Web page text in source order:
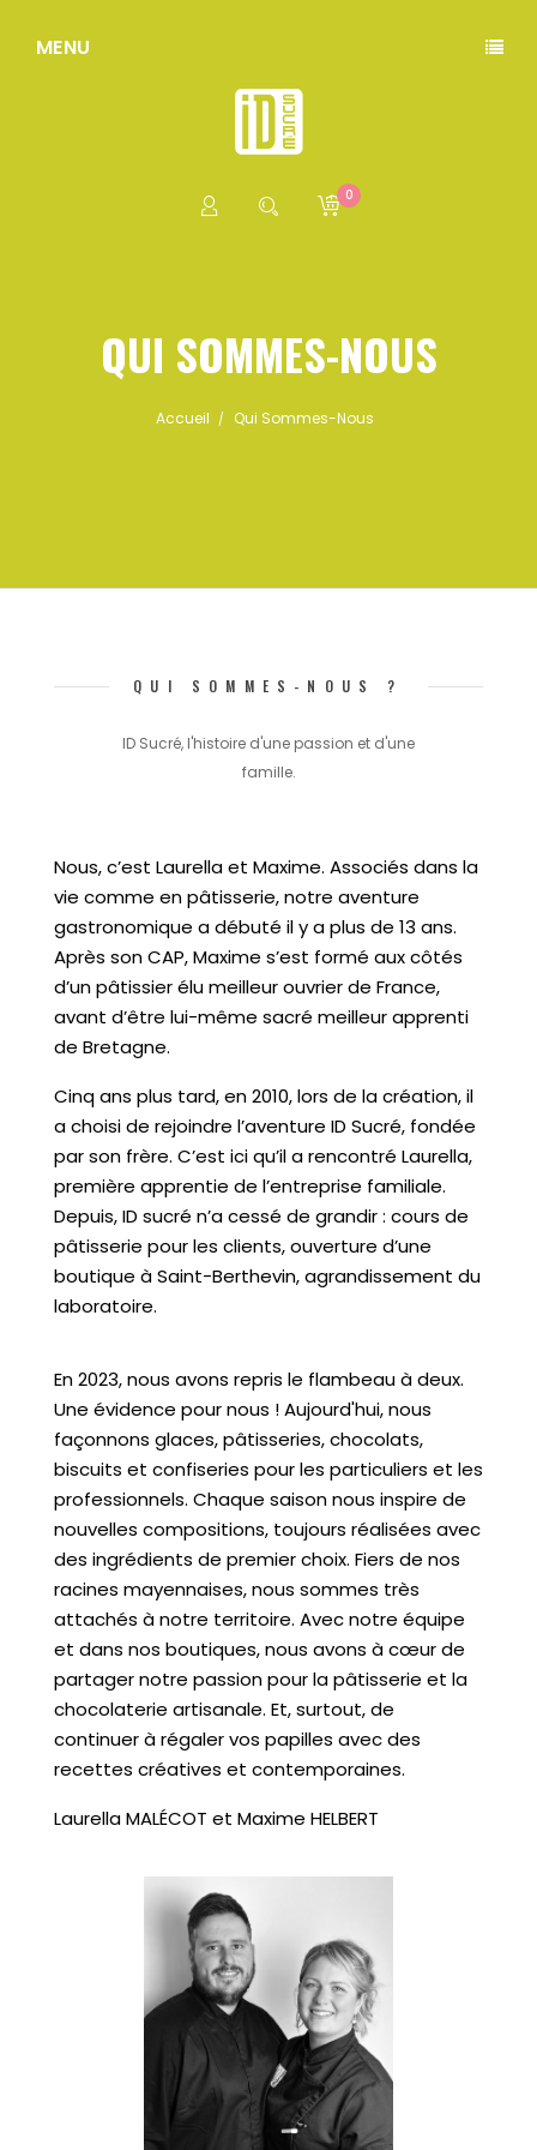
MENU
0
QUI SOMMES-NOUS
Accueil Qui Sommes-Nous
QUI SOMMES-NOUS ?
ID Sucré, l'histoire d'une passion et d'une
famille.
Nous, c’est Laurella et Maxime. Associés dans la
vie comme en pâtisserie, notre aventure
gastronomique a débuté il y a plus de 13 ans.
Après son CAP, Maxime s’est formé aux côtés
d’un pâtissier élu meilleur ouvrier de France,
avant d’être lui-même sacré meilleur apprenti
de Bretagne.
Cinq ans plus tard, en 2010, lors de la création, il
a choisi de rejoindre l’aventure ID Sucré, fondée
par son frère. C’est ici qu’il a rencontré Laurella,
première apprentie de l’entreprise familiale.
Depuis, ID sucré n’a cessé de grandir : cours de
pâtisserie pour les clients, ouverture d’une
boutique à Saint-Berthevin, agrandissement du
laboratoire.
En 2023, nous avons repris le flambeau à deux.
Une évidence pour nous ! Aujourd'hui, nous
façonnons glaces, pâtisseries, chocolats,
biscuits et confiseries pour les particuliers et les
professionnels. Chaque saison nous inspire de
nouvelles compositions, toujours réalisées avec
des ingrédients de premier choix. Fiers de nos
racines mayennaises, nous sommes très
attachés à notre territoire. Avec notre équipe
et dans nos boutiques, nous avons à cœur de
partager notre passion pour la pâtisserie et la
chocolaterie artisanale. Et, surtout, de
continuer à régaler vos papilles avec des
recettes créatives et contemporaines.
Laurella MALÉCOT et Maxime HELBERT